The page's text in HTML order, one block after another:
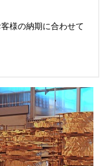
様の納期に合わせて